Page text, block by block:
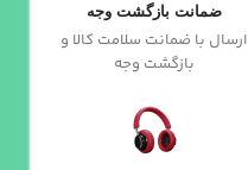
ضمانت بازگشت وجه
ارسال با ضمانت سلامت کالا و
بازگشت وجه